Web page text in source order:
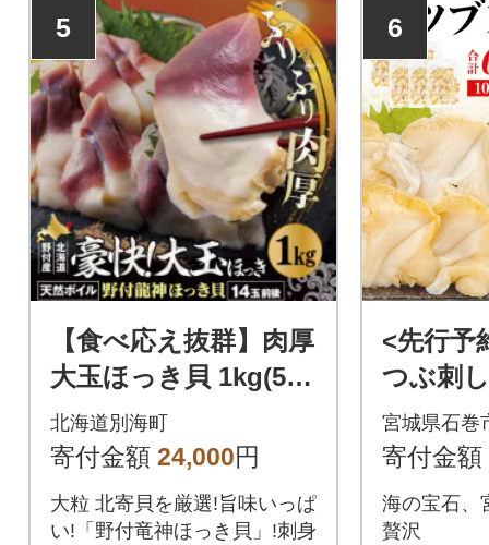
5
【食べ応え抜群】肉厚
大玉ほっき貝 1kg(500
g×2) 満足 大サイズ 天
然ボイル北海道野付産
北海道別海町
寄付金額 24,000円
大粒 北寄貝を厳選!旨味いっぱ
い!「野付竜神ほっき貝」!刺身
6
<先行予
つぶ刺
ツブ刺
単調理
宮城県石巻
寄付金額
海の宝石、
贅沢